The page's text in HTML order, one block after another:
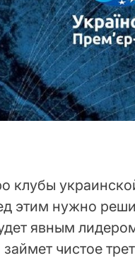
клубы
этим нужно
явным
чистое